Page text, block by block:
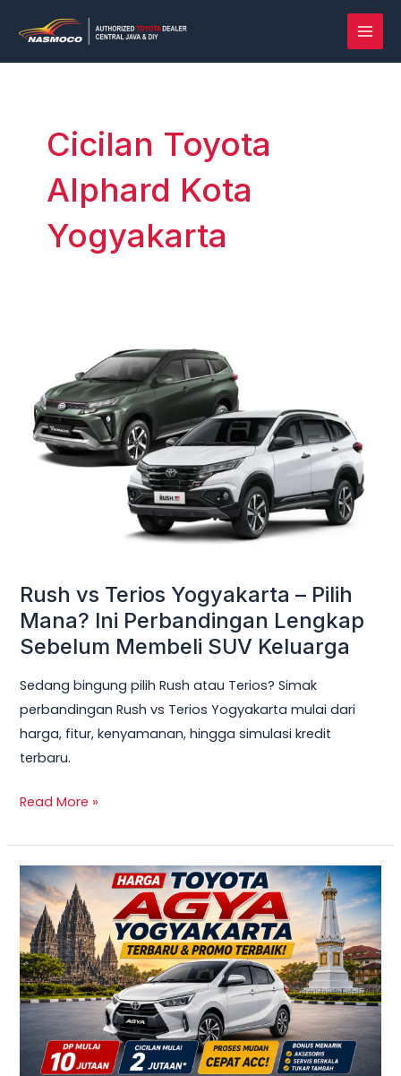
konten
Cicilan Toyota
Alphard Kota
Yogyakarta
Rush vs Terios Yogyakarta – Pilih
Mana? Ini Perbandingan Lengkap
Sebelum Membeli SUV Keluarga
Sedang bingung pilih Rush atau Terios? Simak
perbandingan Rush vs Terios Yogyakarta mulai dari
harga, fitur, kenyamanan, hingga simulasi kredit
terbaru.
Yogyakarta
Pilih
Membeli
SUV
Keluarga
Read More »
TERBARU!
Harga
Agya
Yogyakarta
–
Promo
DP
Ringan
pagination